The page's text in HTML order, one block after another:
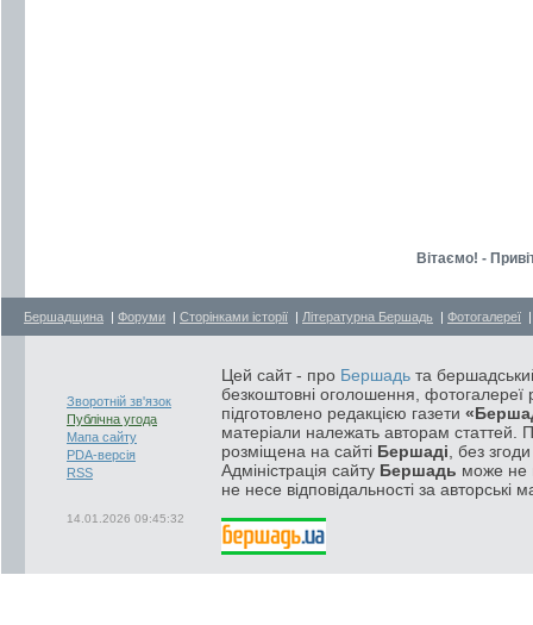
Вітаємо! -
Бершадщина | Форуми | Сторінками історії | Літературна Бершадь | Фотогалереї
Зворотній зв'язок
Публічна угода
Мапа сайту
PDA-версія
RSS
14.01.2026 09:45:32
Цей сайт - про Бершадь та
безкоштовні оголошення, фотогалереї
підготовлено редакцією газети
матеріали належать авторам статтей.
розміщена на сайті Бершаді , без
Адміністрація сайту Бершадь може не
не несе відповідальності за авторські